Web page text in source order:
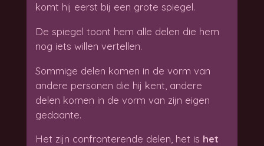
komt hij eerst bij een grote spiegel.
De spiegel toont hem alle delen die hem
nog iets willen vertellen.
Sommige delen komen in de vorm van
andere personen die hij kent, andere
delen komen in de vorm van zijn eigen
gedaante.
Het zijn confronterende delen, het is het